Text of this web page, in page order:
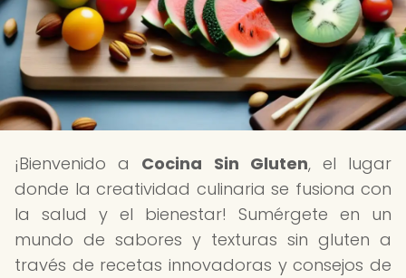
¡Bienvenido a Cocina Sin Gluten, el lugar
donde la creatividad culinaria se fusiona con
la salud y el bienestar! Sumérgete en un
mundo de sabores y texturas sin gluten a
través de recetas innovadoras y consejos de